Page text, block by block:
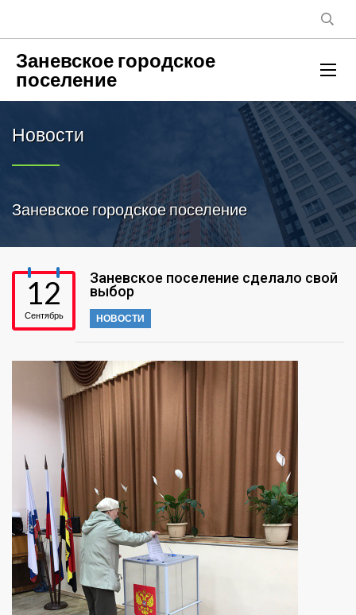
Заневское городское
поселение
Новости
Заневское городское поселение
12
Сентябрь
Заневское поселение сделало свой
выбор
НОВОСТИ